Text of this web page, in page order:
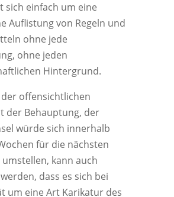
sich einfach um eine
Auflistung von Regeln und
ohne jede
ohne jeden
Hintergrund.
offensichtlichen
der Behauptung, der
würde sich innerhalb
für die nächsten
umstellen, kann auch
dass es sich bei
um eine Art Karikatur des